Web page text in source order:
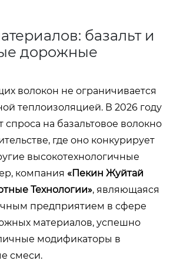
базальт и
дорожные
волокон не ограничивается
теплоизоляцией. В 2026 году
спроса на базальтовое волокно
где оно конкурирует
высокотехнологичные
компания «Пекин Жуйтай
Технологии», являющаяся
предприятием в сфере
материалов, успешно
модификаторы в
смеси.